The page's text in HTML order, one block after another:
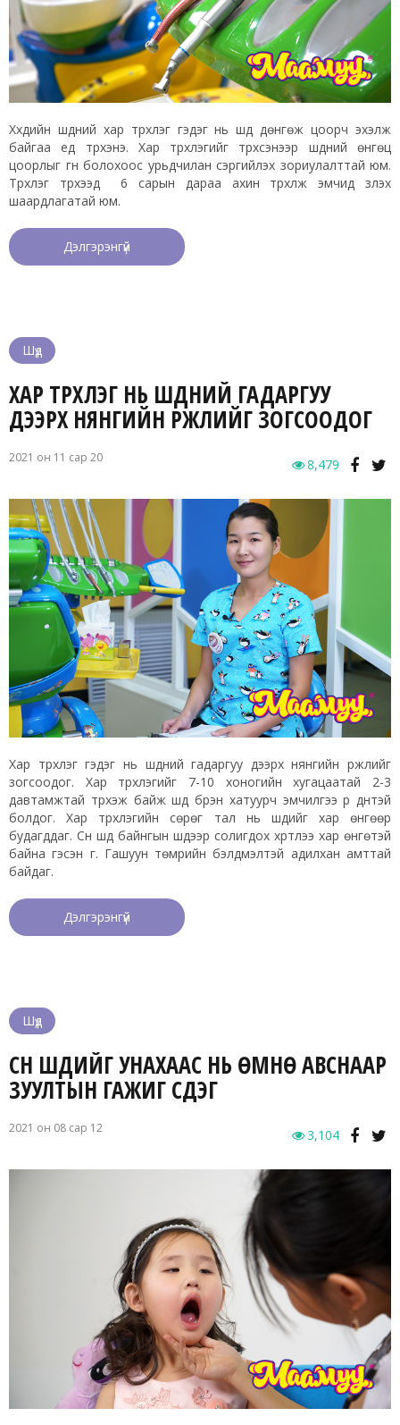
Хүүхдийн шүдний хар түрхлэг гэдэг нь шүд дөнгөж цоорч эхэлж
байгаа үед түрхэнэ. Хар түрхлэгийг түрхсэнээр шүдний өнгөц
цоорлыг гүн болохоос урьдчилан сэргийлэх зориулалттай юм.
Түрхлэг түрхээд 6 сарын дараа ахин түрхүүлж эмчид үзүүлэх
шаардлагатай юм.
Дэлгэрэнгүй
Шүд
ХАР ТҮРХЛЭГ НЬ ШҮДНИЙ ГАДАРГУУ
ДЭЭРХ НЯНГИЙН ҮРЖЛИЙГ ЗОГСООДОГ
2021 он 11 сар 20 8,479
Хар түрхлэг гэдэг нь шүдний гадаргуу дээрх нянгийн үржлийг
зогсоодог. Хар түрхлэгийг 7-10 хоногийн хугацаатай 2-3
давтамжтай түрхэж байж шүд бүрэн хатуурч эмчилгээ үр дүнтэй
болдог. Хар түрхлэгийн сөрөг тал нь шүдийг хар өнгөөр
будагддаг. Сүүн шүд байнгын шүдээр солигдох хүртлээ хар өнгөтэй
байна гэсэн үг. Гашуун төмрийн бэлдмэлтэй адилхан амттай
байдаг.
Дэлгэрэнгүй
Шүд
СҮҮН ШҮДИЙГ УНАХААС НЬ ӨМНӨ АВСНААР
ЗУУЛТЫН ГАЖИГ ҮҮСДЭГ
2021 он 08 сар 12 3,104